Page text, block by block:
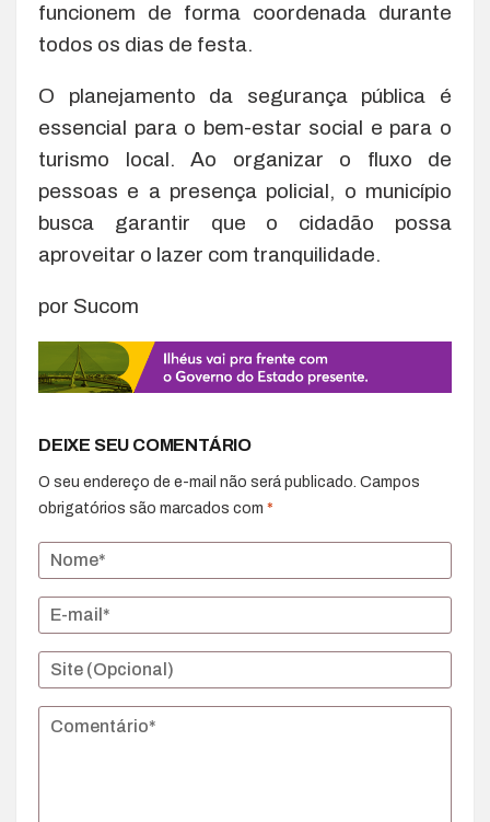
funcionem de forma coordenada durante
todos os dias de festa.
O planejamento da segurança pública é
essencial para o bem-estar social e para o
turismo local. Ao organizar o fluxo de
pessoas e a presença policial, o município
busca garantir que o cidadão possa
aproveitar o lazer com tranquilidade.
por Sucom
DEIXE SEU COMENTÁRIO
O seu endereço de e-mail não será publicado. Campos
obrigatórios são marcados com *